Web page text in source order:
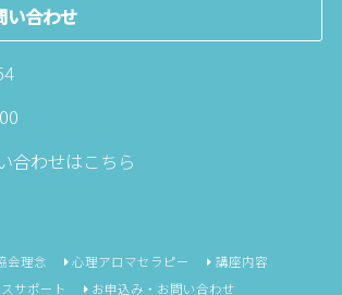
い合わせ
合わせはこちら
会理念 心理アロマセラピー
講座内容
サポート
お申込み・お問い合わせ